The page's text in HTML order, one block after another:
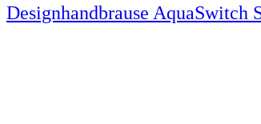
Designhandbrause AquaSwitch